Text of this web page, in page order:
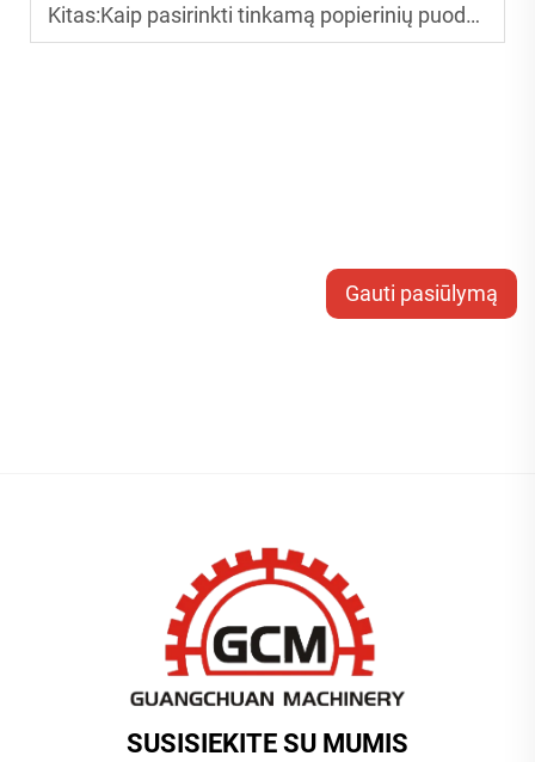
Kitas:Kaip pasirinkti tinkamą popierinių puodelių gamybos mašiną savo verslui
Gauti pasiūlymą
SUSISIEKITE SU MUMIS